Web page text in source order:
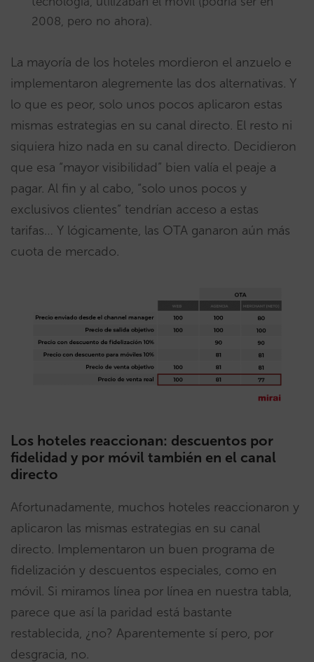
2008, pero no ahora).
La mayoría de los hoteles mordieron el anzuelo e
implementaron alegremente las dos alternativas. Y
lo que es peor, solo unos pocos aplicaron estas
mismas estrategias en su canal directo. El resto ni
siquiera hizo nada en su canal directo. Decidieron
que esa “mayor visibilidad” bien valía el peaje a
pagar. Al fin y al cabo, “solo unos pocos y
exclusivos clientes” tendrían acceso a estas
tarifas… Y lógicamente, las OTA ganaron aún más
cuota de mercado.
Los hoteles reaccionan: descuentos por
fidelidad y por móvil también en el canal
directo
Afortunadamente, muchos hoteles reaccionaron y
aplicaron las mismas estrategias en su canal
directo. Implementaron un buen programa de
fidelización y descuentos especiales, como en
móvil. Si miramos línea por línea en nuestra tabla,
parece que así la paridad está bastante
restablecida, ¿no? Aparentemente sí pero, por
desgracia, no.